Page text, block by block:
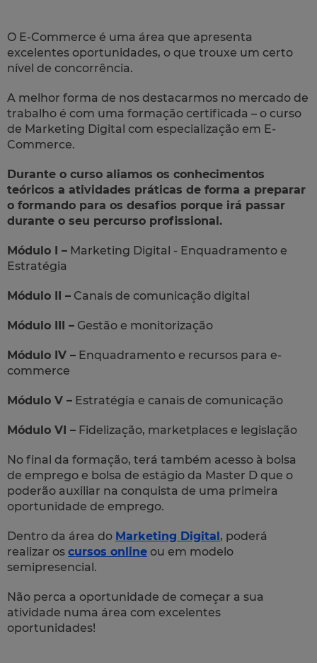
O E-Commerce é uma área que apresenta
excelentes oportunidades, o que trouxe um certo
nível de concorrência.
A melhor forma de nos destacarmos no mercado de
trabalho é com uma formação certificada – o curso
de Marketing Digital com especialização em E-
Commerce.
Durante o curso aliamos os conhecimentos
teóricos a atividades práticas de forma a preparar
o formando para os desafios porque irá passar
durante o seu percurso profissional.
Módulo I – Marketing Digital - Enquadramento e
Estratégia
Módulo II – Canais de comunicação digital
Módulo III – Gestão e monitorização
Módulo IV – Enquadramento e recursos para e-
commerce
Módulo V – Estratégia e canais de comunicação
Módulo VI – Fidelização, marketplaces e legislação
No final da formação, terá também acesso à bolsa
de emprego e bolsa de estágio da Master D que o
poderão auxiliar na conquista de uma primeira
oportunidade de emprego.
Dentro da área do Marketing Digital , poderá
realizar os cursos online ou em modelo
semipresencial.
Não perca a oportunidade de começar a sua
atividade numa área com excelentes
oportunidades!